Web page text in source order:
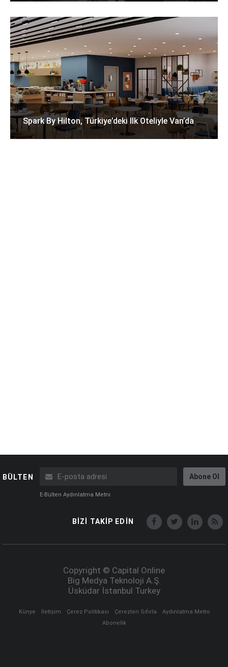
Spark By Hilton, Türkiye’deki Ilk Oteliyle Van’da
BÜLTEN Abone Ol
E-Bülten Aydınlatma Metni
BİZİ TAKİP EDİN
Copyright © Capital Online
Big Medya Teknoloji A.Ş.
Üsküdar İstanbul Turkey
Künye İletişim Çerez Politikası Çerezleri Sıfırla
Aydınlatma Metni
Abonelik